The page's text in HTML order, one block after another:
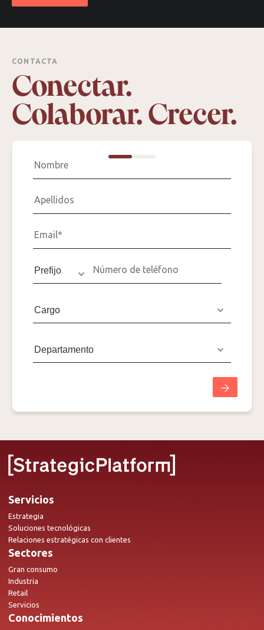
CONTACTA
Conectar.
Colaborar. Crecer.
Servicios
Estrategia
Soluciones tecnológicas
Relaciones estratégicas con clientes
Sectores
Gran consumo
Industria
Retail
Servicios
Conocimientos